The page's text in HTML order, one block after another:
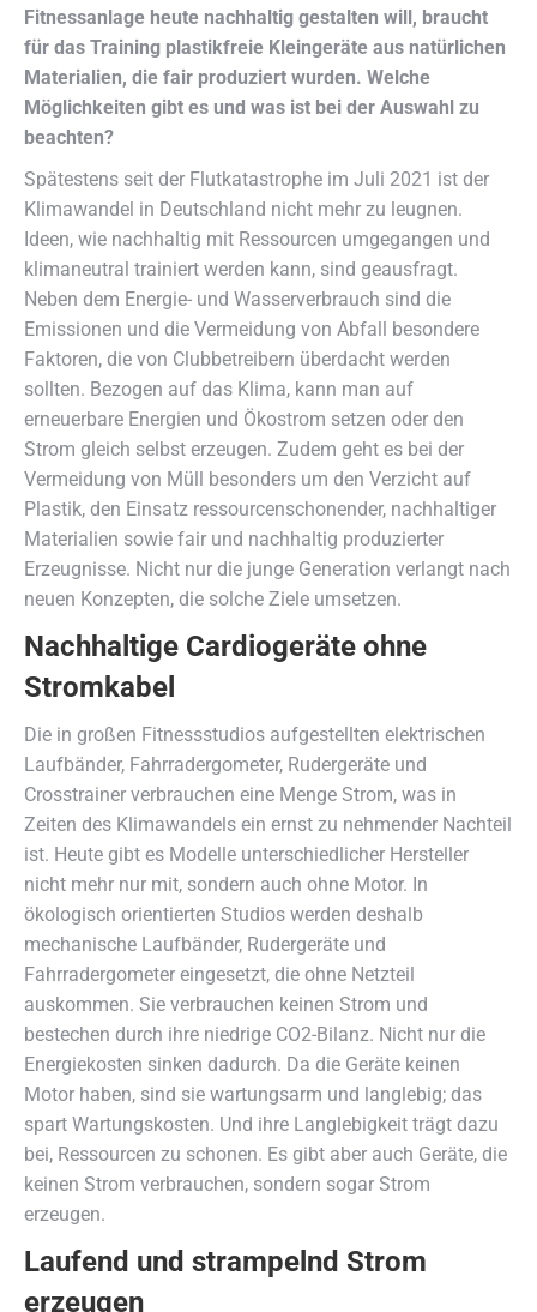
Fitnessanlage heute nachhaltig gestalten will, braucht
für das Training plastikfreie Kleingeräte aus natürlichen
Materialien, die fair produziert wurden. Welche
Möglichkeiten gibt es und was ist bei der Auswahl zu
beachten?
Spätestens seit der Flutkatastrophe im Juli 2021 ist der
Klimawandel in Deutschland nicht mehr zu leugnen.
Ideen, wie nachhaltig mit Ressourcen umgegangen und
klimaneutral trainiert werden kann, sind geausfragt.
Neben dem Energie- und Wasserverbrauch sind die
Emissionen und die Vermeidung von Abfall besondere
Faktoren, die von Clubbetreibern überdacht werden
sollten. Bezogen auf das Klima, kann man auf
erneuerbare Energien und Ökostrom setzen oder den
Strom gleich selbst erzeugen. Zudem geht es bei der
Vermeidung von Müll besonders um den Verzicht auf
Plastik, den Einsatz ressourcenschonender, nachhaltiger
Materialien sowie fair und nachhaltig produzierter
Erzeugnisse. Nicht nur die junge Generation verlangt nach
neuen Konzepten, die solche Ziele umsetzen.
Nachhaltige Cardiogeräte ohne
Stromkabel
Die in großen Fitnessstudios aufgestellten elektrischen
Laufbänder, Fahrradergometer, Rudergeräte und
Crosstrainer verbrauchen eine Menge Strom, was in
Zeiten des Klimawandels ein ernst zu nehmender Nachteil
ist. Heute gibt es Modelle unterschiedlicher Hersteller
nicht mehr nur mit, sondern auch ohne Motor. In
ökologisch orientierten Studios werden deshalb
mechanische Laufbänder, Rudergeräte und
Fahrradergometer eingesetzt, die ohne Netzteil
auskommen. Sie verbrauchen keinen Strom und
bestechen durch ihre niedrige CO2-Bilanz. Nicht nur die
Energiekosten sinken dadurch. Da die Geräte keinen
Motor haben, sind sie wartungsarm und langlebig; das
spart Wartungskosten. Und ihre Langlebigkeit trägt dazu
bei, Ressourcen zu schonen. Es gibt aber auch Geräte, die
keinen Strom verbrauchen, sondern sogar Strom
erzeugen.
Laufend und strampelnd Strom
erzeugen